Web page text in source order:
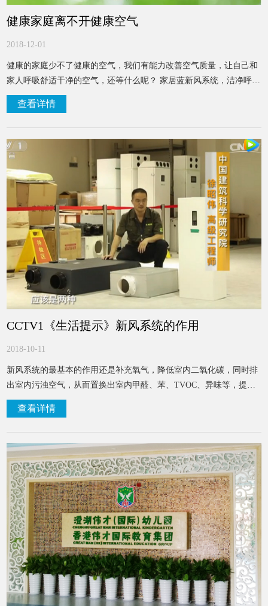
健康家庭离不开健康空气
2018-12-01
健康的家庭少不了健康的空气，我们有能力改善空气质量，让自己和
家人呼吸舒适干净的空气，还等什么呢？ 家居蓝新风系统，洁净呼
吸，给家人最好的关爱。
查看详情
CCTV1《生活提示》新风系统的作用
2018-10-11
新风系统的最基本的作用还是补充氧气，降低室内二氧化碳，同时排
出室内污浊空气，从而置换出室内甲醛、苯、TVOC、异味等，提升
室内空气品质，提升健康指数。
查看详情